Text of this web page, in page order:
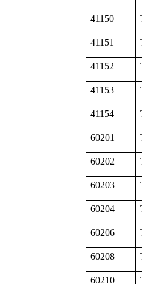
41150
41151
41152
41153
41154
60201
60202
60203
60204
60206
60208
60210